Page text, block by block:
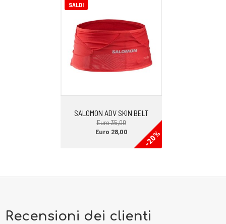
SALDI
SALOMON ADV SKIN BELT
Euro 35,00
-20%
Euro 28,00
Recensioni dei clienti